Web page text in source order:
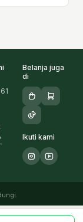
Belanja juga
di
Ikuti kami